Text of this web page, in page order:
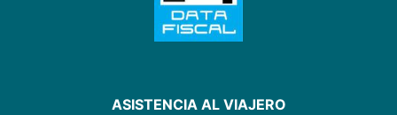
ASISTENCIA AL VIAJERO